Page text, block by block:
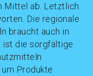
Mittel ab. Letztlich
Die regionale
braucht auch in
ist die sorgfältige
Produkte